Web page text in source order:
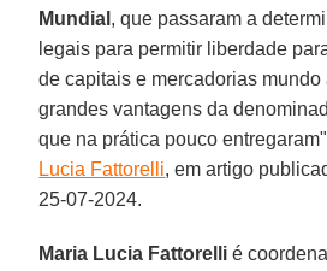
Mundial , que passaram a
legais para permitir liberdade
de capitais e mercadorias mundo
grandes vantagens da
que na prática pouco
Lucia Fattorelli, em artigo
25-07-2024.
Maria Lucia Fattorelli é